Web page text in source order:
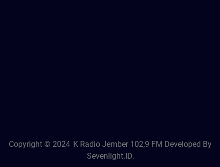
Copyright © 2024 K Radio Jember 102,9 FM Developed By
Sevenlight.ID.